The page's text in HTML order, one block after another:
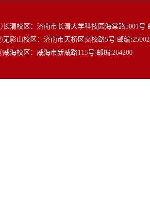
清校区：济南市长清大学科技园海棠路5001号
影山校区：济南市天桥区交校路5号 邮编
海校区：威海市新威路115号 邮编:264200